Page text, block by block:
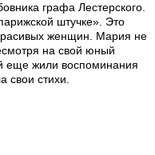
графа Лестерского.
штучке». Это
женщин. Мария не
на свой юный
еще жили воспоминания
свои стихи.